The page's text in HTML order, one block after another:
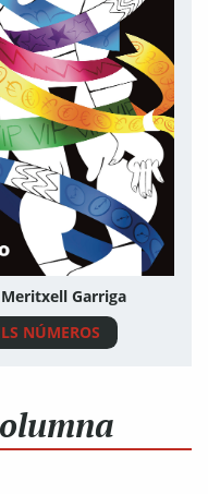
Garriga
NÚMEROS